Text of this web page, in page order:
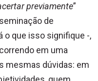
previamente”
de
o que isso signifique -,
em uma
mesmas dúvidas: em